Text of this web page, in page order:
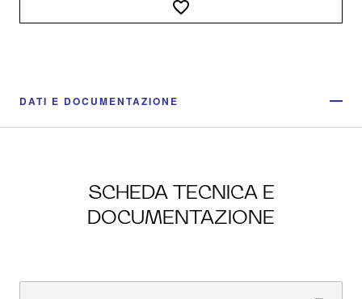
DATI E DOCUMENTAZIONE
SCHEDA TECNICA E
DOCUMENTAZIONE